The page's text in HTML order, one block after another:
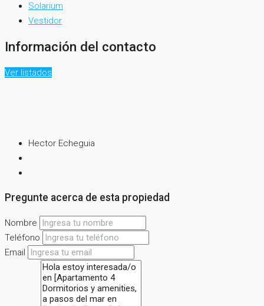
Solarium
Vestidor
Información del contacto
Ver listados
Hector Echeguia
Pregunte acerca de esta propiedad
Nombre
Teléfono
Email